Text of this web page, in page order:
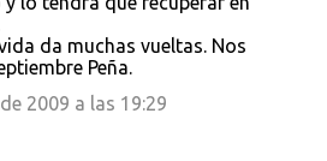
da muchas vueltas. Nos
Peña.
2009 a las 19:29